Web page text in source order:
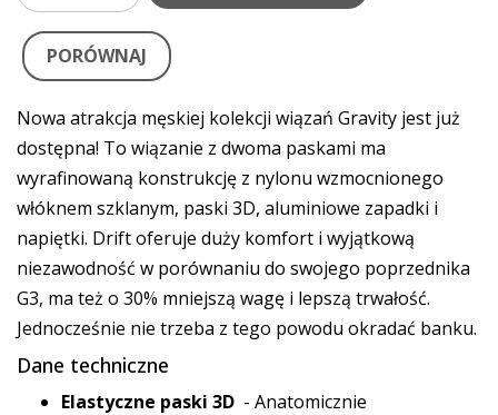
PORÓWNAJ
Nowa atrakcja męskiej kolekcji wiązań Gravity jest już
dostępna! To wiązanie z dwoma paskami ma
wyrafinowaną konstrukcję z nylonu wzmocnionego
włóknem szklanym, paski 3D, aluminiowe zapadki i
napiętki. Drift oferuje duży komfort i wyjątkową
niezawodność w porównaniu do swojego poprzednika
G3, ma też o 30% mniejszą wagę i lepszą trwałość.
Jednocześnie nie trzeba z tego powodu okradać banku.
Dane techniczne
Elastyczne paski 3D - Anatomicznie